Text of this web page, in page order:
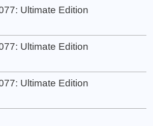
Ultimate Edition
Ultimate Edition
Ultimate Edition